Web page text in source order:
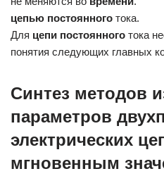
цепью постоянного тока.
Для цепи постоянного тока
понятия следующих главных
Синтез методов
параметров
электрических
мгновенным